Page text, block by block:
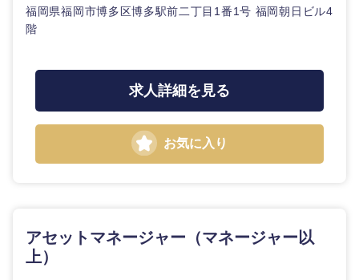
中国・四国地方
福岡県福岡市博多区博多駅前二丁目1番1号 福岡朝日ビル4
階
求人詳細を見る
お気に入り
アセットマネージャー（マネージャー以
上）